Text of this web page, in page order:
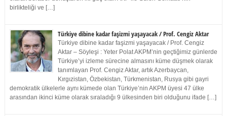
birlikteliği ve […]
Türkiye dibine kadar faşizmi yaşayacak / Prof. Cengiz Aktar
Türkiye dibine kadar faşizmi yaşayacak / Prof. Cengiz
Aktar – Söyleşi : Yeter Polat AKPM’nin geçtiğimiz günlerde
Türkiye’yi izleme sürecine almasını küme düşmek olarak
tanımlayan Prof. Cengiz Aktar, artık Azerbaycan,
Kırgızistan, Özbekistan, Türkmenistan, Rusya gibi gayri
demokratik ülkelerle aynı kümede olan Türkiye’nin AKPM üyesi 47 ülke
arasından ikinci küme olarak sıraladığı 9 ülkesinden biri olduğunu ifade […]